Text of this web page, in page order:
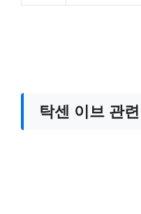
탁센 이브 관